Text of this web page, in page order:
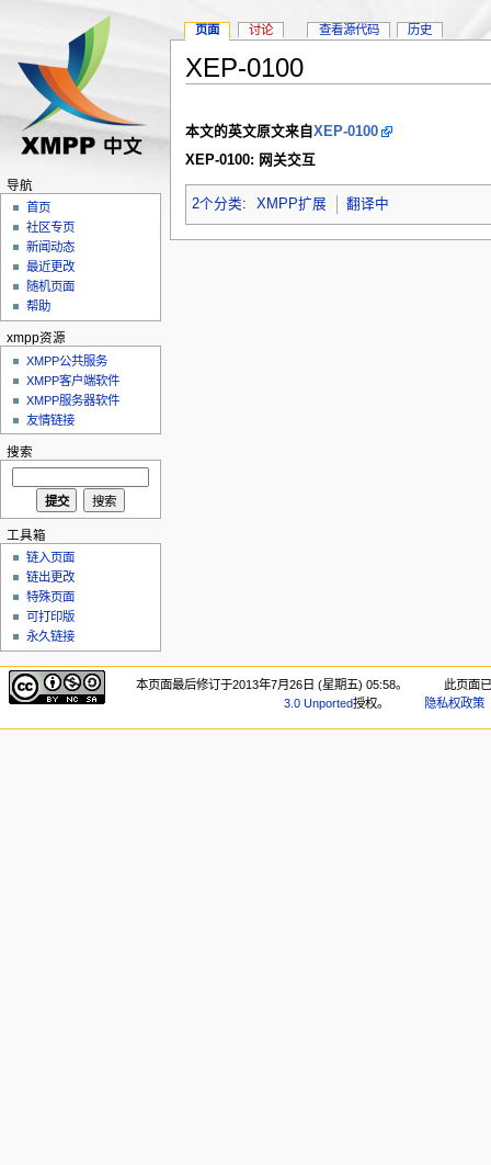
XEP-0100
本文的英文原文来自 XEP-0100
XEP-0100: 网关交互
2个分类: XMPP扩展 翻译中
页面 讨论 查看源代码 历史
导航
首页
社区专页
新闻动态
最近更改
随机页面
帮助
xmpp资源
XMPP公共服务
XMPP客户端软件
XMPP服务器软件
友情链接
搜索
工具箱
链入页面
链出更改
特殊页面
可打印版
永久链接
本页面最后修订于2013年7月26日 (星期五) 05:58。
此页面
3.0 Unported授权。 隐私权政策